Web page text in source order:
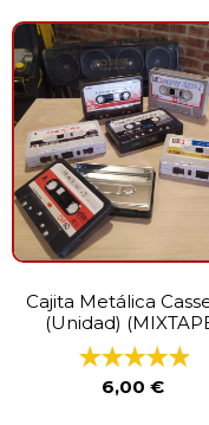
Cajita Metálica
(Unidad)
6,00 €